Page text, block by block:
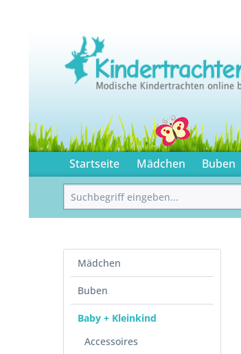
Startseite Mädchen Buben
Mädchen
Buben
Baby + Kleinkind
Accessoires